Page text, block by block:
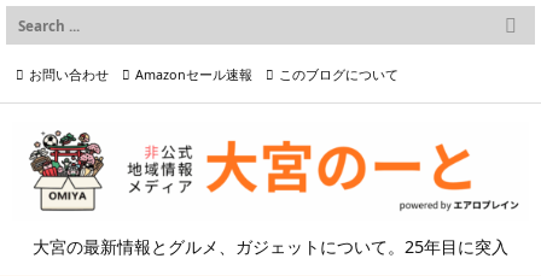
大宮の最新情報とグルメ、ガジェットについて。25年目に突入

メニュー

検索
お問い合わせ Amazonセール速報 このブログについて
プライバシーポリシー等